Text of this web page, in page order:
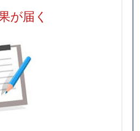
が届く